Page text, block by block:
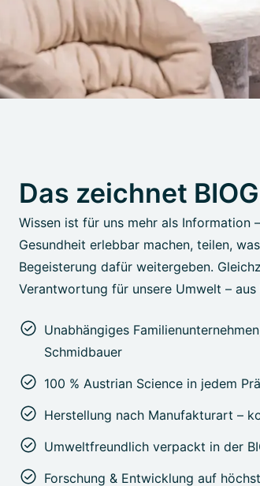
Das zeichnet
Wissen ist für uns mehr als Information
Gesundheit erlebbar machen, teilen,
Begeisterung dafür weitergeben.
Verantwortung für unsere Umwelt –
Unabhängiges
Schmidbauer
100 % Austrian Science in jedem
Herstellung nach Manufakturart –
Umweltfreundlich verpackt in der
Forschung & Entwicklung auf